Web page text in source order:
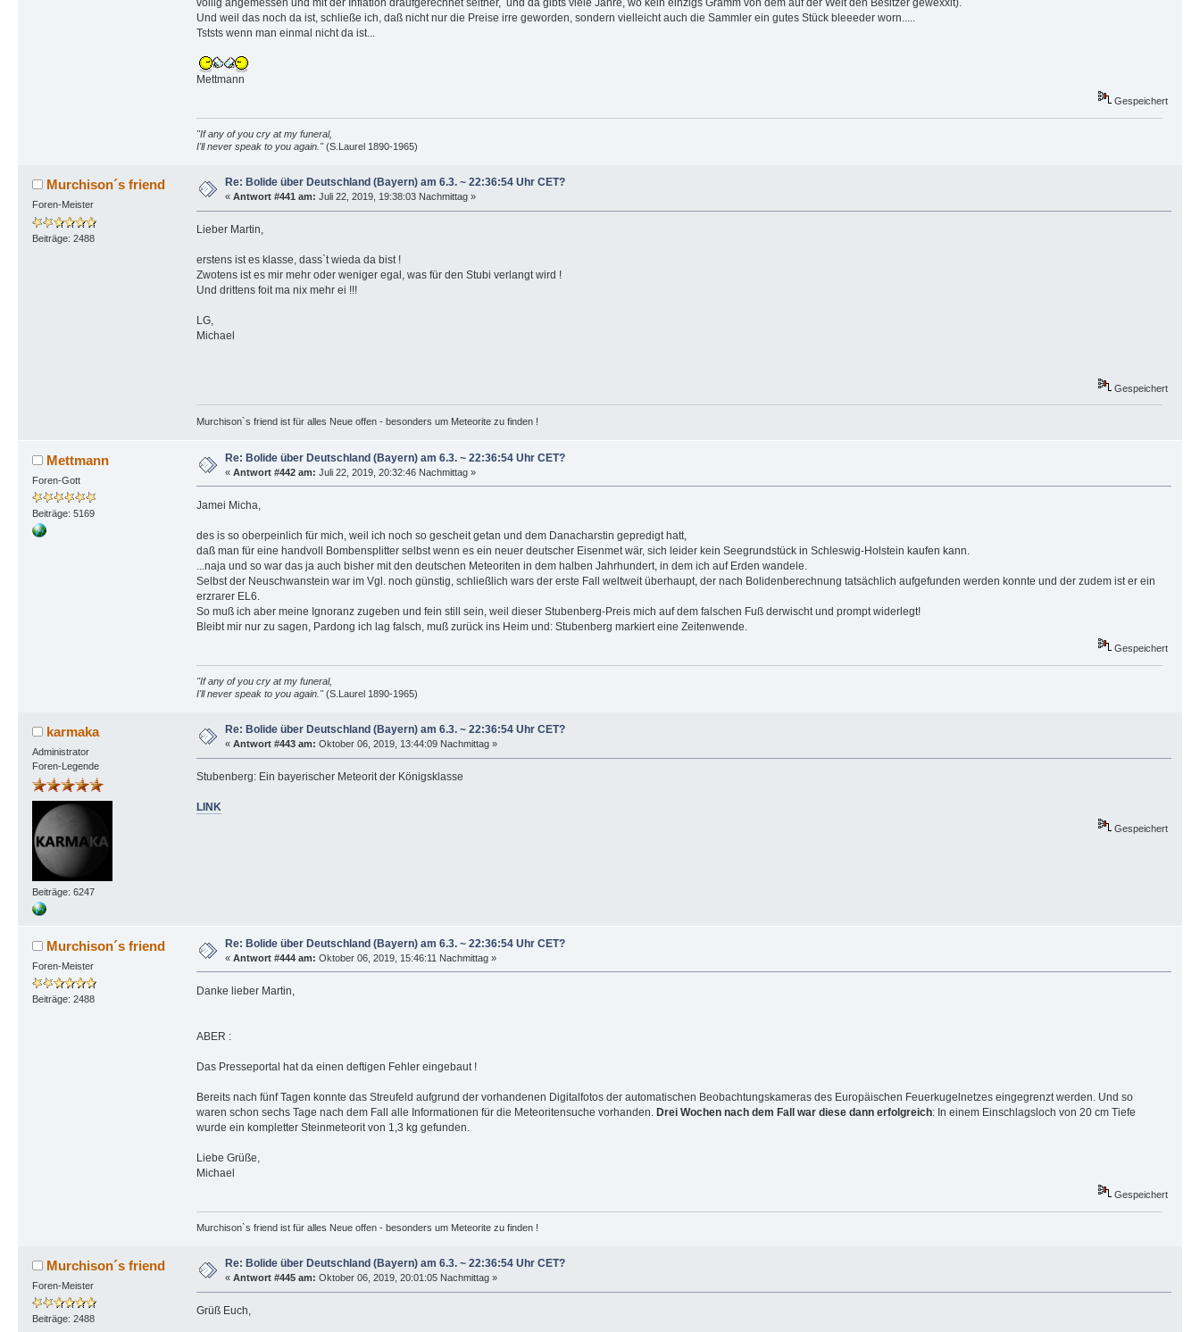
völlig angemessen und mit der Inflation draufgerechnet seither, und da gibts viele Jahre, wo kein einzigs Gramm von dem auf der Welt den Besitzer gewexxlt).
Und weil das noch da ist, schließe ich, daß nicht nur die Preise irre geworden, sondern vielleicht auch die Sammler ein gutes Stück bleeeder worn.....
Tststs wenn man einmal nicht da ist...
Mettmann
Gespeichert
"If any of you cry at my funeral,
I'll never speak to you again."(S.Laurel 1890-1965)
Murchison´s friend
Foren-Meister
Beiträge: 2488
Re: Bolide über Deutschland (Bayern) am 6.3. ~ 22:36:54 Uhr CET?
« Antwort #441 am: Juli 22, 2019, 19:38:03 Nachmittag »
Lieber Martin,
erstens ist es klasse, dass`t wieda da bist !
Zwotens ist es mir mehr oder weniger egal, was für den Stubi verlangt wird !
Und drittens foit ma nix mehr ei !!!
LG,
Michael
Gespeichert
Murchison`s friend ist für alles Neue offen - besonders um Meteorite zu finden !
Mettmann
Foren-Gott
Beiträge: 5169
Re: Bolide über Deutschland (Bayern) am 6.3. ~ 22:36:54 Uhr CET?
« Antwort #442 am: Juli 22, 2019, 20:32:46 Nachmittag »
Jamei Micha,
des is so oberpeinlich für mich, weil ich noch so gescheit getan und dem Danacharstin gepredigt hatt,
daß man für eine handvoll Bombensplitter selbst wenn es ein neuer deutscher Eisenmet wär, sich leider kein Seegrundstück in Schleswig-Holstein kaufen kann.
...naja und so war das ja auch bisher mit den deutschen Meteoriten in dem halben Jahrhundert, in dem ich auf Erden wandele.
Selbst der Neuschwanstein war im Vgl. noch günstig, schließlich wars der erste Fall weltweit überhaupt, der nach Bolidenberechnung tatsächlich aufgefunden werden konnte und der zudem ist er ein
erzrarer EL6.
So muß ich aber meine Ignoranz zugeben und fein still sein, weil dieser Stubenberg-Preis mich auf dem falschen Fuß derwischt und prompt widerlegt!
Bleibt mir nur zu sagen, Pardong ich lag falsch, muß zurück ins Heim und: Stubenberg markiert eine Zeitenwende.
Gespeichert
"If any of you cry at my funeral,
I'll never speak to you again."(S.Laurel 1890-1965)
karmaka
Administrator
Foren-Legende
Beiträge: 6247
Re: Bolide über Deutschland (Bayern) am 6.3. ~ 22:36:54 Uhr CET?
« Antwort #443 am: Oktober 06, 2019, 13:44:09 Nachmittag »
Stubenberg: Ein bayerischer Meteorit der Königsklasse
LINK
Gespeichert
Murchison´s friend
Foren-Meister
Beiträge: 2488
Re: Bolide über Deutschland (Bayern) am 6.3. ~ 22:36:54 Uhr CET?
« Antwort #444 am: Oktober 06, 2019, 15:46:11 Nachmittag »
Danke lieber Martin,
ABER :
Das Presseportal hat da einen deftigen Fehler eingebaut !
Bereits nach fünf Tagen konnte das Streufeld aufgrund der vorhandenen Digitalfotos der automatischen Beobachtungskameras des Europäischen Feuerkugelnetzes eingegrenzt werden. Und so
waren schon sechs Tage nach dem Fall alle Informationen für die Meteoritensuche vorhanden. Drei Wochen nach dem Fall war diese dann erfolgreich: In einem Einschlagsloch von 20 cm Tiefe
wurde ein kompletter Steinmeteorit von 1,3 kg gefunden.
Liebe Grüße,
Michael
Gespeichert
Murchison`s friend ist für alles Neue offen - besonders um Meteorite zu finden !
Murchison´s friend
Foren-Meister
Beiträge: 2488
Re: Bolide über Deutschland (Bayern) am 6.3. ~ 22:36:54 Uhr CET?
« Antwort #445 am: Oktober 06, 2019, 20:01:05 Nachmittag »
Grüß Euch,